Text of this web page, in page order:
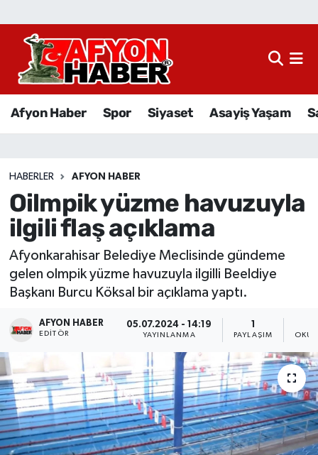
Afyon Haber Spor Siyaset Asayiş Yaşam
HABERLER AFYON HABER
Oilmpik yüzme havuzuyla
ilgili flaş açıklama
Afyonkarahisar Belediye Meclisinde gündeme
gelen olmpik yüzme havuzuyla ilgilli Beeldiye
Başkanı Burcu Köksal bir açıklama yaptı.
AFYON HABER
EDITÖR
05.07.2024 - 14:19
YAYINLANMA PAYLAŞIM
Afyon Haber
Sağlık
Eğitim
Sivil Toplum
Etkinlikler